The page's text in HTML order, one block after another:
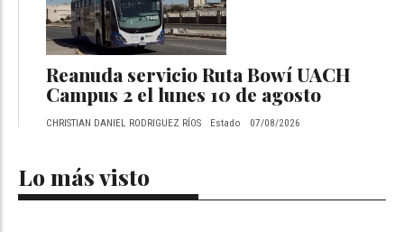
Reanuda servicio Ruta Bowí UACH
Campus 2 el lunes 10 de agosto
CHRISTIAN DANIEL RODRIGUEZ RÍOS Estado 07/08/2026
Lo más visto